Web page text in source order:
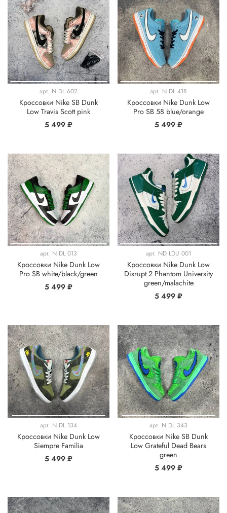
арт. N DL 602
Кроссовки Nike SB Dunk
Low Travis Scott pink
5 499 ₽
арт. N DL 418
Кроссовки Nike Dunk Low
Pro SB 58 blue/orange
5 499 ₽
арт. N DL 013
Кроссовки Nike Dunk Low
Pro SB white/black/green
5 499 ₽
арт. ND LDU 001
Кроссовки Nike Dunk Low
Disrupt 2 Phantom University
green/malachite
5 499 ₽
арт. N DL 134
Кроссовки Nike Dunk Low
Siempre Familia
5 499 ₽
арт. N DL 343
Кроссовки Nike SB Dunk
Low Grateful Dead Bears
green
5 499 ₽